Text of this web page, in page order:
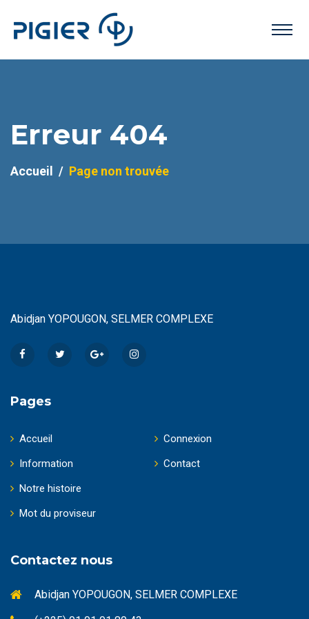
Erreur 404
Accueil Page non trouvée
Abidjan YOPOUGON, SELMER COMPLEXE
Pages
Accueil
Information
Notre histoire
Mot du proviseur
Connexion
Contact
Contactez nous
Abidjan YOPOUGON, SELMER COMPLEXE